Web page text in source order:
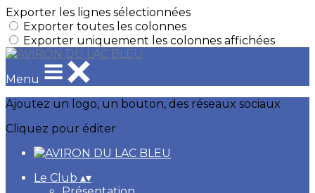
Exporter les lignes sélectionnées
Exporter toutes les colonnes
Exporter uniquement les colonnes affichées
Menu
Ajoutez un logo, un bouton, des réseaux sociaux
Cliquez pour éditer
Le Club ▴▾